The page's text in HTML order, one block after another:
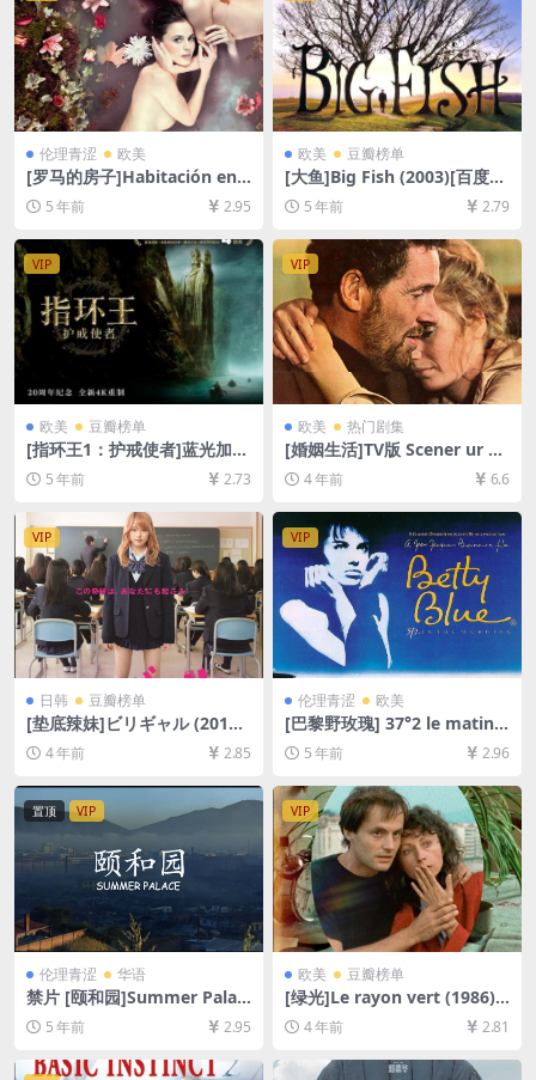
伦理青涩 欧美
[罗马的房子]Habitación en
Roma (2010)[百度网盘+迅雷
云盘资源1080P超清未删减]
机无法在线播放，请下载防和
谐压缩包（含解压密码）】
5 年前 2.95
欧美 豆瓣榜单
[大鱼]Big Fish (2003)[百度网
盘+迅雷云盘资源1080P超清
未删减][MP4/8.0GB][中英字
5 年前 2.79
VIP
欧美 豆瓣榜单
[指环王1：护戒使者]蓝光加长
版(2001)[百度网盘+迅雷云盘
资源1080P超清][MP4/15GB]
[中英字幕]
5 年前 2.73
VIP
欧美 热门剧集
[婚姻生活]TV版 Scener ur et
t äktenskap (1973)[百度网
盘+迅雷云盘资源1080P未删
减][MP4/18GB][中文字幕]
4 年前 6.6
VIP
日韩 豆瓣榜单
[垫底辣妹]ビリギャル (2015)
[百度网盘+迅雷云盘资源1080
P超清未删减][MP4/7.5GB][日
语中字]
4 年前 2.85
VIP
伦理青涩 欧美
[巴黎野玫瑰] 37°2 le matin
(1986)导演剪辑版185min[百
度网盘+迅雷云盘资源1080P
超清未删减][MP4/11GB][中
文字幕]【视频文件+防和谐压
缩包（含解压密码）】
5 年前 2.96
置顶 VIP
伦理青涩 华语
禁片 [颐和园]Summer Palac
e(2006)[百度网盘+夸克网盘
+迅雷云盘资源未删减1080P
5 年前 2.95
VIP
欧美 豆瓣榜单
[绿光]Le rayon vert (1986)
[百度网盘+迅雷云盘资源1080
P超清未删减][MP4/5GB][中
4 年前 2.81